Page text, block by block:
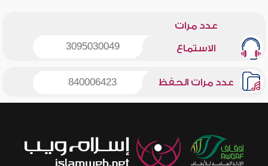
عدد مرات
الاستماع 3095030049
عدد مرات الحفظ 840006423